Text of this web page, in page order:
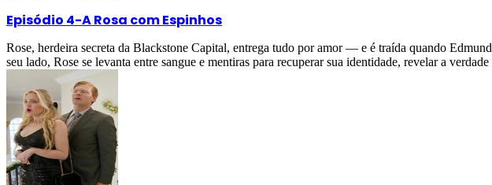
Episódio 4-A Rosa com Espinhos
Rose, herdeira secreta da Blackstone Capital, entrega tudo por amor — e é traída quando
seu lado, Rose se levanta entre sangue e mentiras para recuperar sua identidade, revelar a